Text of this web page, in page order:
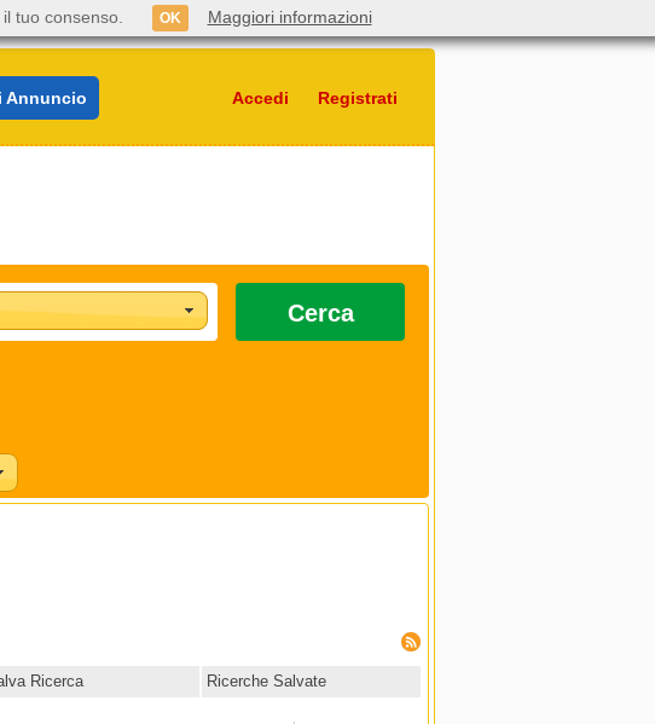
Annuncio Accedi Registrati
Cerca
Ricerca Ricerche Salvate
tuo consenso. OK Maggiori informazioni